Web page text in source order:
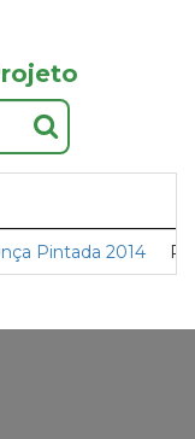
Pintada 2014